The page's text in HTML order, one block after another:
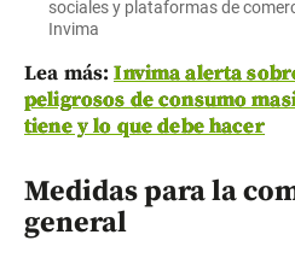
sociales y plataformas de
Invima
Lea más:Invima alerta
peligrosos de consumo
tiene y lo que debe hacer
Medidas para la
general